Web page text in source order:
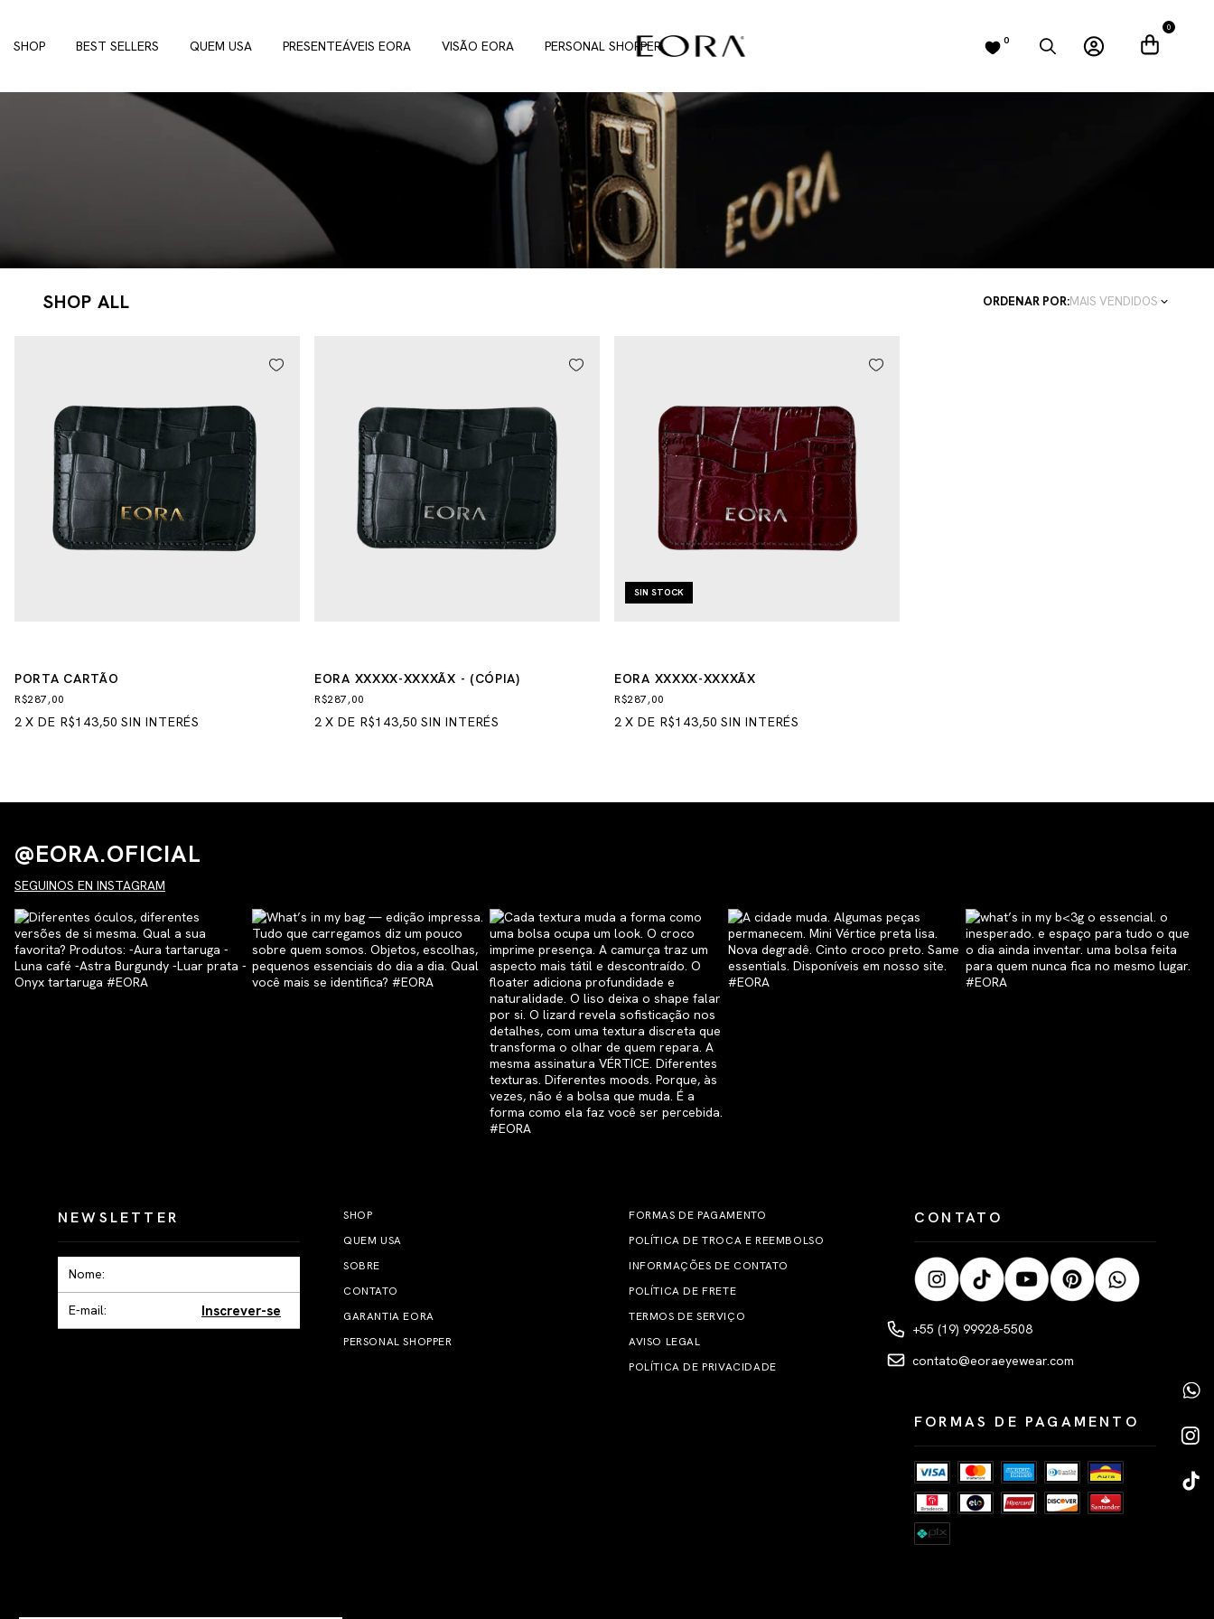
SHOP BEST SELLERS QUEM USA PRESENTEÁVEIS EORA VISÃO EORA PERSONAL SHOPPER 0
0
SHOP ALL ORDENAR POR:MAIS VENDIDOS
PORTA CARTÃO
R$287,00
2 XDE R$143,50 SIN INTERÉS
EORA XXXXX-XXXXÃX - (CÓPIA)
R$287,00
2 XDE R$143,50 SIN INTERÉS
SIN STOCK
EORA XXXXX-XXXXÃX
R$287,00
2 XDE R$143,50 SIN INTERÉS
@EORA.OFICIAL
SEGUINOS EN INSTAGRAM
NEWSLETTER
Inscrever-se
SHOP
QUEM USA
SOBRE
CONTATO
GARANTIA EORA
PERSONAL SHOPPER
FORMAS DE PAGAMENTO
POLÍTICA DE TROCA E REEMBOLSO
INFORMAÇÕES DE CONTATO
POLÍTICA DE FRETE
TERMOS DE SERVIÇO
AVISO LEGAL
POLÍTICA DE PRIVACIDADE
CONTATO
+55 (19) 99928-5508
contato@eoraeyewear.com
FORMAS DE PAGAMENTO